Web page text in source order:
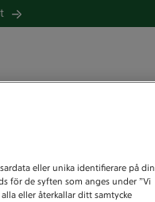
error
eller unika identifierare på din
för de syften som anges under ”Vi
eller återkallar ditt samtycke